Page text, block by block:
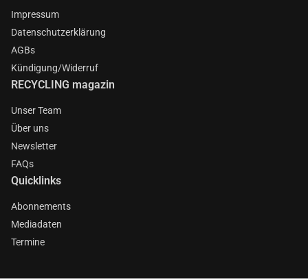
Impressum
Datenschutzerklärung
AGBs
Kündigung/Widerruf
RECYCLING magazin
Unser Team
Über uns
Newsletter
FAQs
Quicklinks
Abonnements
Mediadaten
Termine